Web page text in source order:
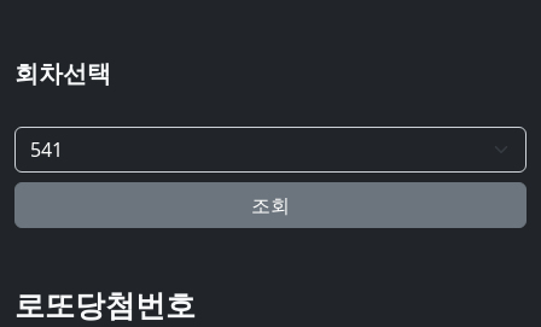
회차선택
조회
로또당첨번호